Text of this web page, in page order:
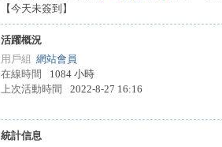
【今天未簽到 】
活躍概況
用戶組 網站會員
在線時間
1084 小時
上次活動時間
2022-8-27 16:16
統計信息